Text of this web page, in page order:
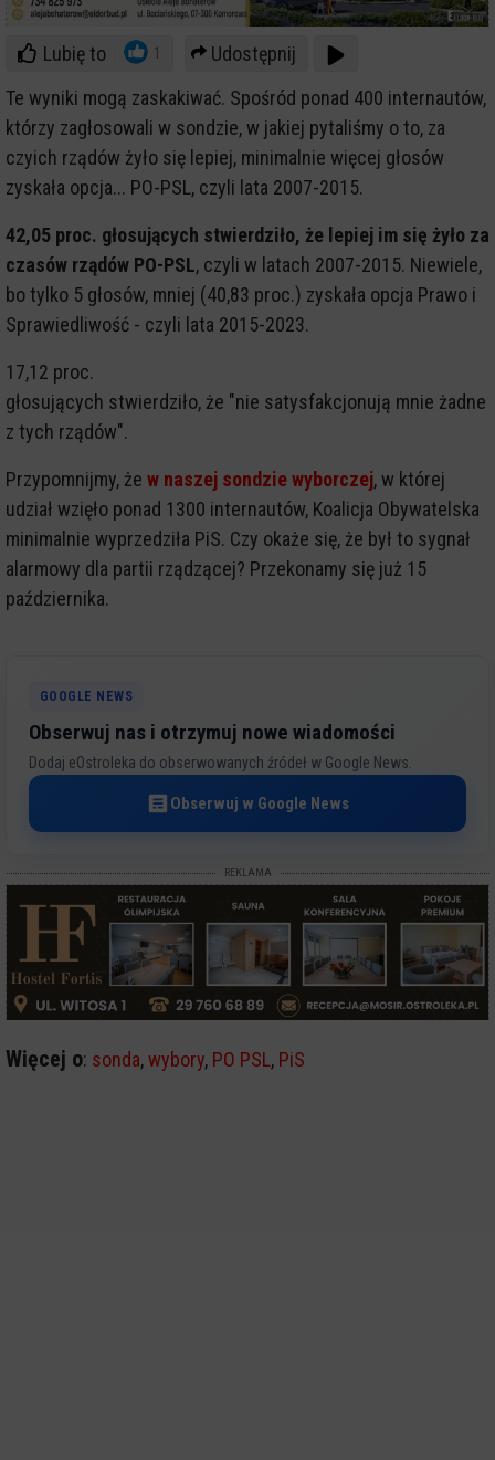
Lubię to 1
Udostępnij
Te wyniki mogą zaskakiwać. Spośród ponad 400 internautów,
którzy zagłosowali w sondzie, w jakiej pytaliśmy o to, za
czyich rządów żyło się lepiej, minimalnie więcej głosów
zyskała opcja... PO-PSL, czyli lata 2007-2015.
42,05 proc. głosujących stwierdziło, że lepiej im się żyło za
czasów rządów PO-PSL, czyli w latach 2007-2015. Niewiele,
bo tylko 5 głosów, mniej (40,83 proc.) zyskała opcja Prawo i
Sprawiedliwość - czyli lata 2015-2023.
17,12 proc.
głosujących stwierdziło, że "nie satysfakcjonują mnie żadne
z tych rządów".
Przypomnijmy, że w naszej sondzie wyborczej, w której
udział wzięło ponad 1300 internautów, Koalicja Obywatelska
minimalnie wyprzedziła PiS. Czy okaże się, że był to sygnał
alarmowy dla partii rządzącej? Przekonamy się już 15
października.
GOOGLE NEWS
Obserwuj nas i otrzymuj nowe wiadomości
Dodaj eOstroleka do obserwowanych źródeł w Google News.
Obserwuj w Google News
REKLAMA
Więcej o: sonda,wybory, PO PSL, PiS